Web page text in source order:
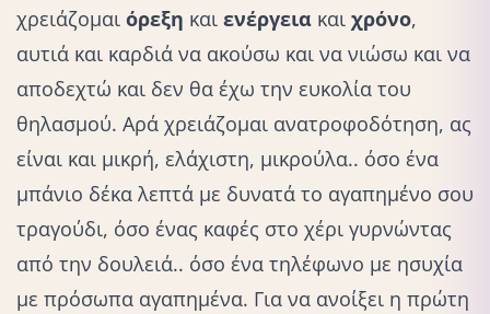
χρειάζομαι όρεξη και ενέργεια και χρόνο,
αυτιά και καρδιά να ακούσω και να νιώσω και να
αποδεχτώ και δεν θα έχω την ευκολία του
θηλασμού. Αρά χρειάζομαι ανατροφοδότηση, ας
είναι και μικρή, ελάχιστη, μικρούλα.. όσο ένα
μπάνιο δέκα λεπτά με δυνατά το αγαπημένο σου
τραγούδι, όσο ένας καφές στο χέρι γυρνώντας
από την δουλειά.. όσο ένα τηλέφωνο με ησυχία
με πρόσωπα αγαπημένα. Για να ανοίξει η πρώτη